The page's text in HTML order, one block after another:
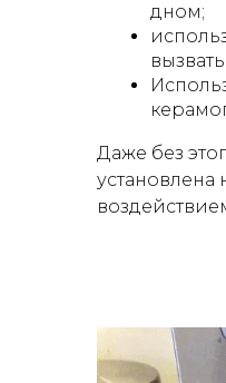
дном;
Даже без